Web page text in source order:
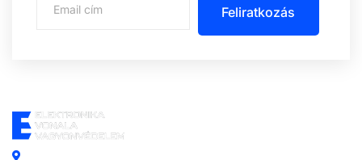
Feliratkozás